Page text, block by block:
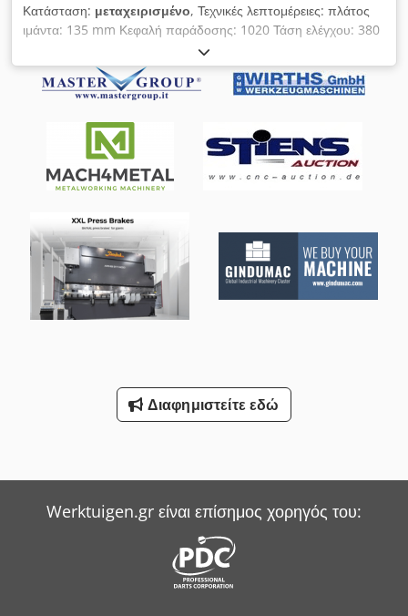
Κατάσταση: μεταχειρισμένο, Τεχνικές λεπτομέρειες: πλάτος
ιμάντα: 135 mm Κεφαλή παράδοσης: 1020 Τάση ελέγχου: 380
V Βάρος μηχανήματος περίπου: 165 kg Διαστάσεις
μηχανήματος περίπου: ΜxΠxΥ: 3,3 x 0,5 x 1,5 m Μεταφορέας
ταινίας απόξεσης κατασκευασμένος από χαλυβδοέλασμα
Περαιτέρω τεχνικά στοιχεία: -Ύψος προφίλ (B1) 160mm
-Πλάτος προφίλ (F) 300mm -Πλάτος εισόδου τεμαχίου (F1)
160mm -Μήκος εισόδου τσιπ (Α) 1700mm -Καθαρότητα
πυθμένα (Ι) 20mm -Μήκος εκκένωσης (D) 200mm -Υψος
εκροής πάνω από το δάπεδο (C) 1020mm Cedpfx Alou
μήκος κάτω από την τροφοδοσία (Α) περίπου 2000mm -Υψος
εισαγωγής (Β) 180mm Λειτουργία μέσω χειροκίνητου διακόπτη
Περιστρεφόμενες βούρτσες απόξεσης στην απόρριψη και στην
αριστερή/δεξιά πλευρά της δοκού εισόδου *
Διαφημιστείτε εδώ
Werktuigen.gr είναι επίσημος χορηγός του: